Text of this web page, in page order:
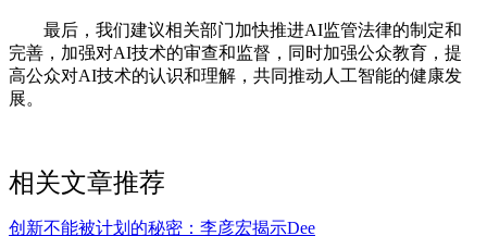
最后，我们建议相关部门加快推进AI监管法律的制定和
完善，加强对AI技术的审查和监督，同时加强公众教育，提
高公众对AI技术的认识和理解，共同推动人工智能的健康发
展。
相关文章推荐
创新不能被计划的秘密：李彦宏揭示Dee